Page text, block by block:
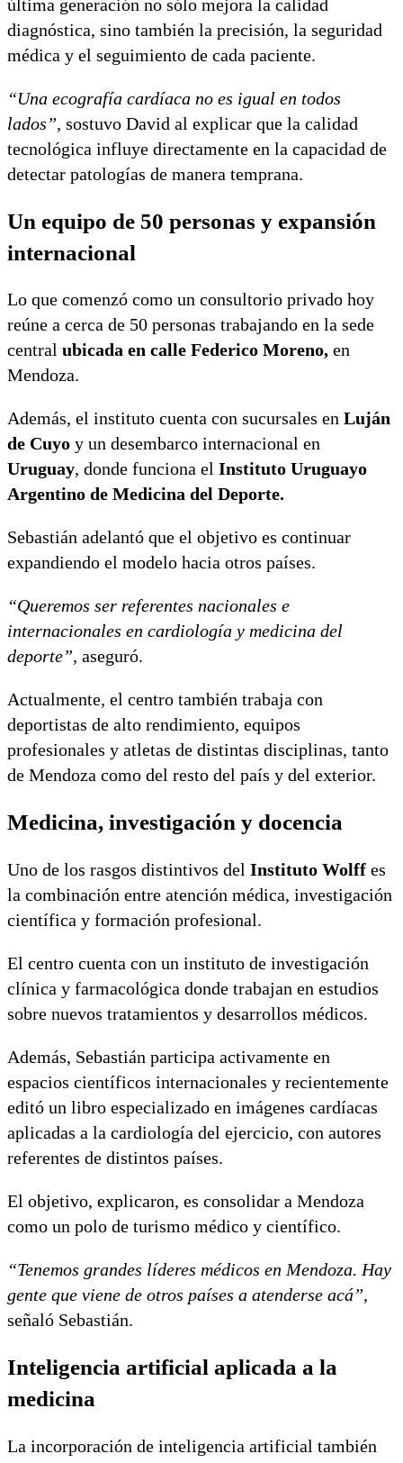
última generación no sólo mejora la calidad
diagnóstica, sino también la precisión, la seguridad
médica y el seguimiento de cada paciente.
“Una ecografía cardíaca no es igual en todos
lados”, sostuvo David al explicar que la calidad
tecnológica influye directamente en la capacidad de
detectar patologías de manera temprana.
Un equipo de 50 personas y expansión
internacional
Lo que comenzó como un consultorio privado hoy
reúne a cerca de 50 personas trabajando en la sede
central ubicada en calle Federico Moreno, en
Mendoza.
Además, el instituto cuenta con sucursales en Luján
de Cuyo y un desembarco internacional en
Uruguay, donde funciona el Instituto Uruguayo
Argentino de Medicina del Deporte.
Sebastián adelantó que el objetivo es continuar
expandiendo el modelo hacia otros países.
“Queremos ser referentes nacionales e
internacionales en cardiología y medicina del
deporte”, aseguró.
Actualmente, el centro también trabaja con
deportistas de alto rendimiento, equipos
profesionales y atletas de distintas disciplinas, tanto
de Mendoza como del resto del país y del exterior.
Medicina, investigación y docencia
Uno de los rasgos distintivos del Instituto Wolff es
la combinación entre atención médica, investigación
científica y formación profesional.
El centro cuenta con un instituto de investigación
clínica y farmacológica donde trabajan en estudios
sobre nuevos tratamientos y desarrollos médicos.
Además, Sebastián participa activamente en
espacios científicos internacionales y recientemente
editó un libro especializado en imágenes cardíacas
aplicadas a la cardiología del ejercicio, con autores
referentes de distintos países.
El objetivo, explicaron, es consolidar a Mendoza
como un polo de turismo médico y científico.
“Tenemos grandes líderes médicos en Mendoza. Hay
gente que viene de otros países a atenderse acá”,
señaló Sebastián.
Inteligencia artificial aplicada a la
medicina
La incorporación de inteligencia artificial también